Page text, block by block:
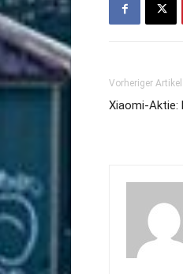
Vorheriger Artikel
Xiaomi-Aktie: